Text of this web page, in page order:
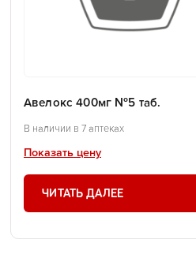
Авелокс 400мг №5 таб.
В наличии в 7 аптеках
Показать цену
ЧИТАТЬ ДАЛЕЕ